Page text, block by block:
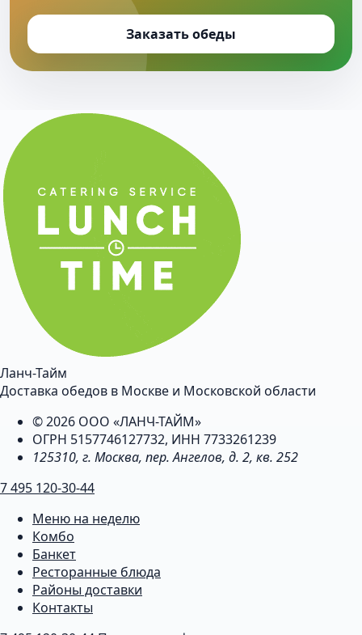
Заказать обеды
Ланч-Тайм
Доставка обедов в Москве и Московской области
© 2026 ООО «ЛАНЧ-ТАЙМ»
ОГРН 5157746127732, ИНН 7733261239
125310, г. Москва, пер. Ангелов, д. 2, кв. 252
7 495 120-30-44
Меню на неделю
Комбо
Банкет
Ресторанные блюда
Районы доставки
Контакты